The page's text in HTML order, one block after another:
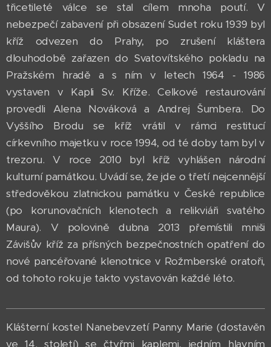
třicetileté válce se stal cílem mnoha poutí. V
nebezpečí zabavení při obsazení Sudet roku 1939 byl
kříž odvezen do Prahy, po zrušení kláštera
dlouhodobě zařazen do Svatovítského pokladu na
Pražském hradě a s ním v letech 1964 - 1986
vystaven v Kapli Sv. Kříže. Celkové restaurování
provedli Alena Nováková a Andrej Šumbera. Do
Vyššího Brodu se kříž vrátil v rámci restitucí
církevního majetku v roce 1994, od té doby tam byl v
trezoru. V roce 2010 byl kříž vyhlášen národní
kulturní památkou. Uvádí se, že jde o třetí nejcennější
středověkou zlatnickou památku v České republice
(po korunovačních klenotech a relikviáři svatého
Maura). V polovině dubna 2013 přemístili mniši
Závišův kříž za přísných bezpečnostních opatření do
nové pancéřované klenotnice v Rožmberské oratoři,
od tohoto roku je takto vystavován každé léto.
Klášterní kostel Nanebevzetí Panny Marie (dostavěn
ve 14. století) se čtyřmi kaplemi, jedním hlavním